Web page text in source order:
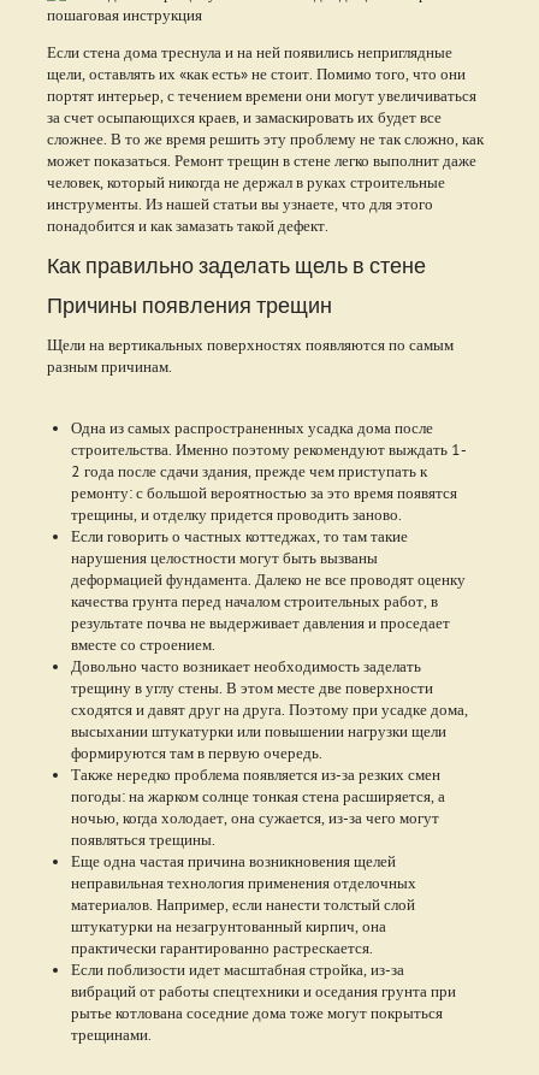
Если стена дома треснула и на ней появились неприглядные
щели, оставлять их «как есть» не стоит. Помимо того, что они
портят интерьер, с течением времени они могут увеличиваться
за счет осыпающихся краев, и замаскировать их будет все
сложнее. В то же время решить эту проблему не так сложно, как
может показаться. Ремонт трещин в стене легко выполнит даже
человек, который никогда не держал в руках строительные
инструменты. Из нашей статьи вы узнаете, что для этого
понадобится и как замазать такой дефект.
Как правильно заделать щель в стене
Причины появления трещин
Щели на вертикальных поверхностях появляются по самым
разным причинам.
Одна из самых распространенных усадка дома после
строительства. Именно поэтому рекомендуют выждать 1-
2 года после сдачи здания, прежде чем приступать к
ремонту: с большой вероятностью за это время появятся
трещины, и отделку придется проводить заново.
Если говорить о частных коттеджах, то там такие
нарушения целостности могут быть вызваны
деформацией фундамента. Далеко не все проводят оценку
качества грунта перед началом строительных работ, в
результате почва не выдерживает давления и проседает
вместе со строением.
Довольно часто возникает необходимость заделать
трещину в углу стены. В этом месте две поверхности
сходятся и давят друг на друга. Поэтому при усадке дома,
высыхании штукатурки или повышении нагрузки щели
формируются там в первую очередь.
Также нередко проблема появляется из-за резких смен
погоды: на жарком солнце тонкая стена расширяется, а
ночью, когда холодает, она сужается, из-за чего могут
появляться трещины.
Еще одна частая причина возникновения щелей
неправильная технология применения отделочных
материалов. Например, если нанести толстый слой
штукатурки на незагрунтованный кирпич, она
практически гарантированно растрескается.
Если поблизости идет масштабная стройка, из-за
вибраций от работы спецтехники и оседания грунта при
рытье котлована соседние дома тоже могут покрыться
трещинами.